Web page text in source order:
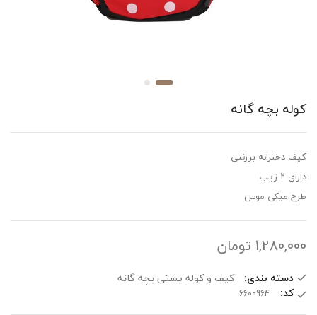
کوله بچه گانه
کیف دخترانه برزنتی
دارای ۲ زیپ
طرح میکی موس
1,280,000 تومان
دسته بندی: کیف و کوله پشتی بچه گانه
کد: